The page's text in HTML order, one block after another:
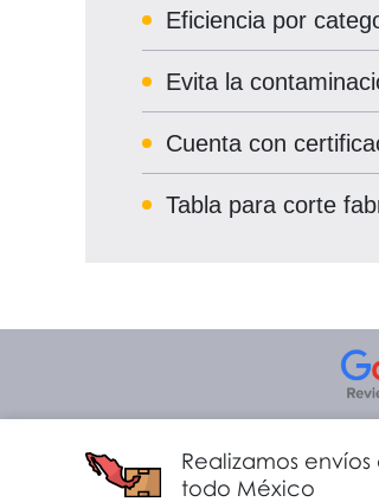
Eficiencia por
Evita la
Cuenta con
Tabla para corte
Realizamos envíos
todo México